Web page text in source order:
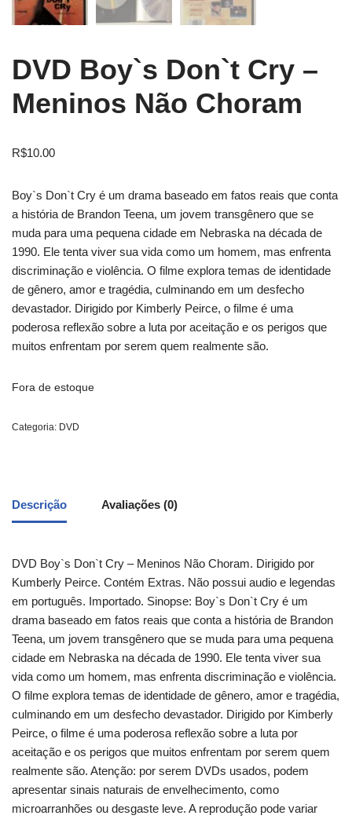
DVD Boy`s Don`t Cry –
Meninos Não Choram
R$10.00
Boy`s Don`t Cry é um drama baseado em fatos reais que conta
a história de Brandon Teena, um jovem transgênero que se
muda para uma pequena cidade em Nebraska na década de
1990. Ele tenta viver sua vida como um homem, mas enfrenta
discriminação e violência. O filme explora temas de identidade
de gênero, amor e tragédia, culminando em um desfecho
devastador. Dirigido por Kimberly Peirce, o filme é uma
poderosa reflexão sobre a luta por aceitação e os perigos que
muitos enfrentam por serem quem realmente são.
Fora de estoque
Categoria: DVD
Descrição Avaliações (0)
DVD Boy`s Don`t Cry – Meninos Não Choram. Dirigido por
Kumberly Peirce. Contém Extras. Não possui audio e legendas
em português. Importado. Sinopse: Boy`s Don`t Cry é um
drama baseado em fatos reais que conta a história de Brandon
Teena, um jovem transgênero que se muda para uma pequena
cidade em Nebraska na década de 1990. Ele tenta viver sua
vida como um homem, mas enfrenta discriminação e violência.
O filme explora temas de identidade de gênero, amor e tragédia,
culminando em um desfecho devastador. Dirigido por Kimberly
Peirce, o filme é uma poderosa reflexão sobre a luta por
aceitação e os perigos que muitos enfrentam por serem quem
realmente são. Atenção: por serem DVDs usados, podem
apresentar sinais naturais de envelhecimento, como
microarranhões ou desgaste leve. A reprodução pode variar